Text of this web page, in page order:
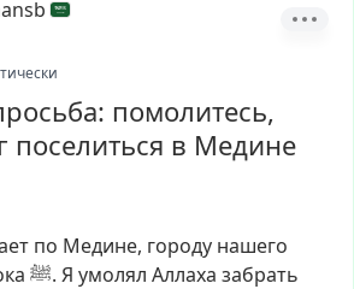
помолитесь,
поселиться в Медине
по Медине, городу нашего
ﷺ. Я умолял Аллаха забрать